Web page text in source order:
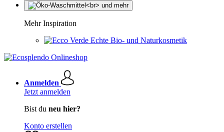
Mehr Inspiration
Echte Bio- und Naturkosmetik
Anmelden
Jetzt anmelden
Bist du neu hier?
Konto erstellen